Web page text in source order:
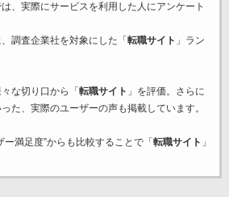
、実際にサービスを利用した 人にアンケート
調査企業社を対象にした「 転職サイト 」ラン
な切り口から「 転職サイト 」を評価。さらに
た、実際のユーザーの声も掲載しています。
満足度”からも比較することで「 転職サイト 」